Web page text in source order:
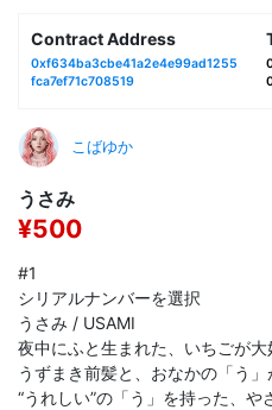
Contract Address
0xf634ba3cbe41a2e4e99ad1255
fca7ef71c708519
こばゆか
うさみ
¥500
#1
シリアルナンバーを選択
うさみ / USAMI
夜中にふと生まれた、いちごが大
うずまき前髪と、おなかの「う」
“うれしい”の「う」を持った、や